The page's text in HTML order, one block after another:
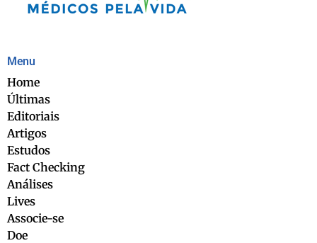
Menu
Home
Últimas
Editoriais
Artigos
Estudos
Fact Checking
Análises
Lives
Associe-se
Doe